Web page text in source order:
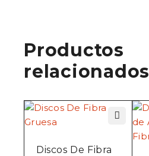
Productos
relacionados
Discos De Fibra